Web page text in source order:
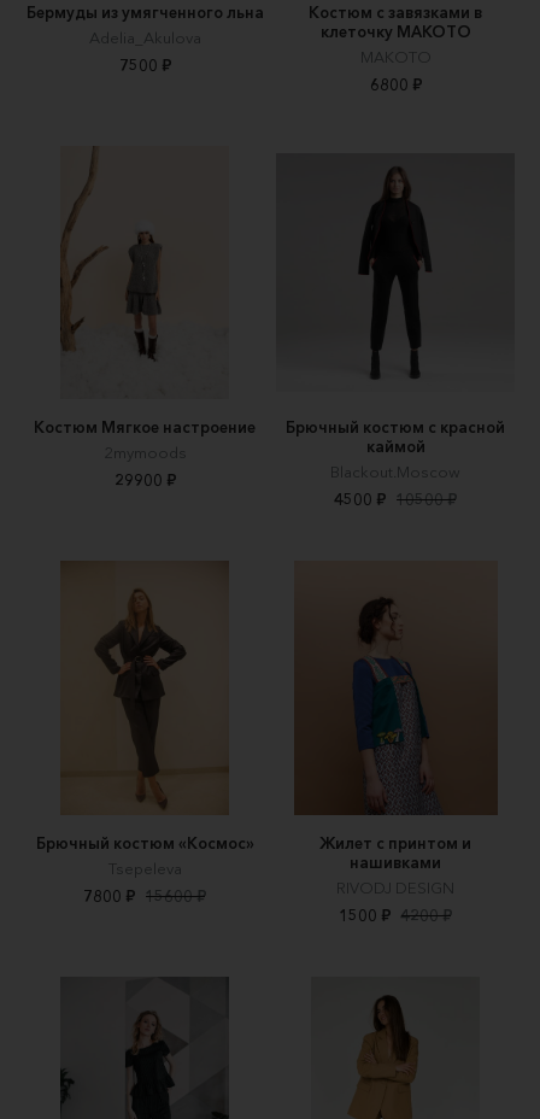
Бермуды из умягченного льна
Adelia_Akulova
7500 ₽
Костюм с завязками в
клеточку МАКОТО
MAKOTO
6800 ₽
Костюм Мягкое настроение
2mymoods
29900 ₽
Брючный костюм с красной
каймой
Blackout.Moscow
4500 ₽ 10500 ₽
Брючный костюм «Космос»
Tsepeleva
7800 ₽ 15600 ₽
Жилет с принтом и
нашивками
RIVODJ DESIGN
1500 ₽ 4200 ₽